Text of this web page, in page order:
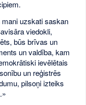
uzskati saskan
viedokli,
būs brīvas un
un valdība, kam
ievēlētais
un reģistrēs
pilsoņi izteiks